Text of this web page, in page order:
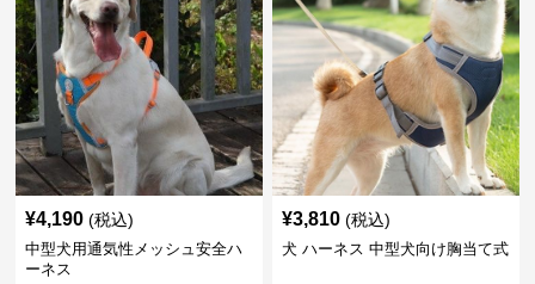
¥4,190 (税込)
中型犬用通気性メッシュ安全ハ
ーネス
¥3,810 (税込)
犬 ハーネス 中型犬向け胸当て式